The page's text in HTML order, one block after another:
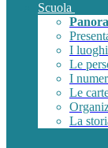
Scuola
I luoghi
Le
I
Le
La